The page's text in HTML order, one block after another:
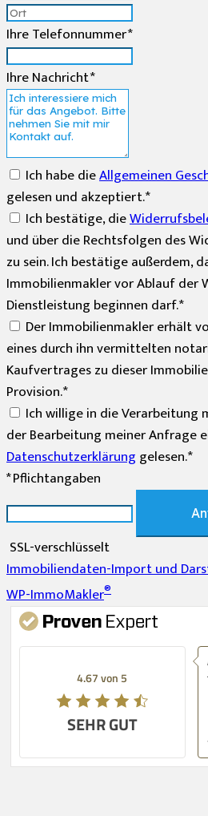
Ihre Telefonnummer *
Ihre Nachricht *
Ich habe dieAllgemeinen
gelesen und akzeptiert. *
Ich bestätige, die
und über die Rechtsfolgen des
zu sein. Ich bestätige außerdem,
Immobilienmakler vor Ablauf
Dienstleistung beginnen darf. *
Der Immobilienmakler erhält
eines durch ihn vermittelten
Kaufvertrages zu dieser
Provision. *
Ich willige in die Verarbeitung
der Bearbeitung meiner Anfrage
Datenschutzerklärung gelesen. *
* Pflichtangaben
SSL-verschlüsselt
Immobiliendaten-Import und
WP-ImmoMakler®
4.67 von 5
SEHR GUT